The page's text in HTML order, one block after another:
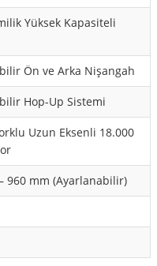
Yüksek Kapasiteli
Ön ve Arka Nişangah
Hop-Up Sistemi
Uzun Eksenli 18.000
960 mm (Ayarlanabilir)